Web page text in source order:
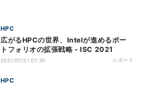
HPC
広がるHPCの世界、Intelが進めるポー
トフォリオの拡張戦略 - ISC 2021
2021/07/21 07:30 レポート
HPC